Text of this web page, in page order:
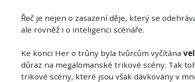
Řeč je nejen o zasazení děje, který se
ale rovněž i o inteligenci scénáře.
Ke konci Her o trůny byla tvůrcům vyčítána
důraz na megalomanské trikové scény. Tak
trikové scény, které jsou však dávkovány v